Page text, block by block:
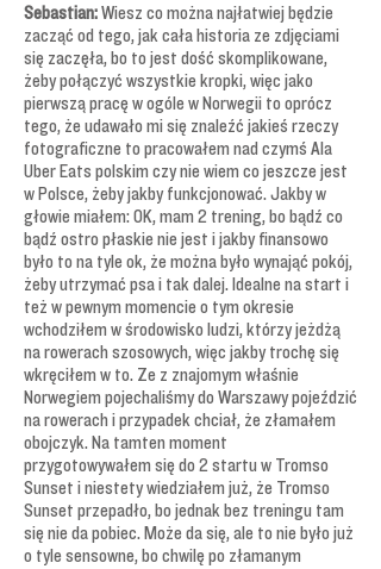
Sebastian:Wiesz co można najłatwiej będzie
zacząć od tego, jak cała historia ze zdjęciami
się zaczęła, bo to jest dość skomplikowane,
żeby połączyć wszystkie kropki, więc jako
pierwszą pracę w ogóle w Norwegii to oprócz
tego, że udawało mi się znaleźć jakieś rzeczy
fotograficzne to pracowałem nad czymś Ala
Uber Eats polskim czy nie wiem co jeszcze jest
w Polsce, żeby jakby funkcjonować. Jakby w
głowie miałem: OK, mam 2 trening, bo bądź co
bądź ostro płaskie nie jest i jakby finansowo
było to na tyle ok, że można było wynająć pokój,
żeby utrzymać psa i tak dalej. Idealne na start i
też w pewnym momencie o tym okresie
wchodziłem w środowisko ludzi, którzy jeżdżą
na rowerach szosowych, więc jakby trochę się
wkręciłem w to. Ze z znajomym właśnie
Norwegiem pojechaliśmy do Warszawy pojeździć
na rowerach i przypadek chciał, że złamałem
obojczyk. Na tamten moment
przygotowywałem się do 2 startu w Tromso
Sunset i niestety wiedziałem już, że Tromso
Sunset przepadło, bo jednak bez treningu tam
się nie da pobiec. Może da się, ale to nie było już
o tyle sensowne, bo chwilę po złamanym